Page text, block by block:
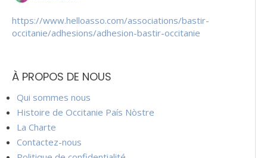
https://www.helloasso.com/associations/bastir-
occitanie/adhesions/adhesion-bastir-occitanie
À PROPOS DE NOUS
Qui sommes nous
Histoire de Occitanie País Nòstre
La Charte
Contactez-nous